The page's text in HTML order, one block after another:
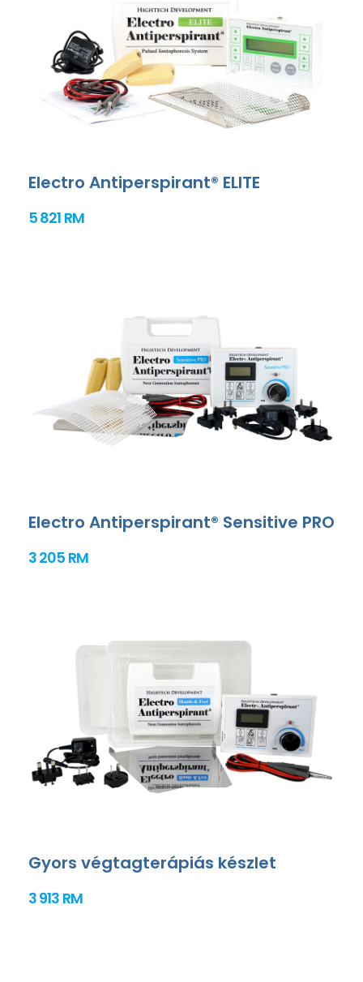
Electro Antiperspirant® ELITE
5 821 RM
Electro Antiperspirant® Sensitive PRO
3 205 RM
Gyors végtagterápiás készlet
3 913 RM